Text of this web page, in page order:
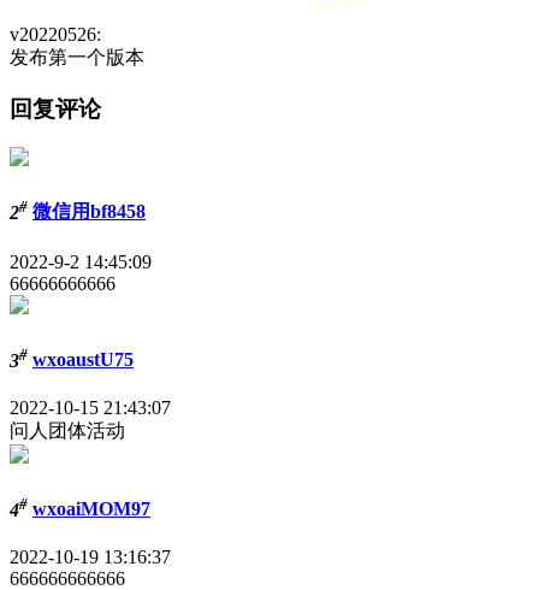
v20220526:
发布第一个版本
回复评论
2# 微信用bf8458
2022-9-2 14:45:09
66666666666
3# wxoaustU75
2022-10-15 21:43:07
问人团体活动
4# wxoaiMOM97
2022-10-19 13:16:37
666666666666